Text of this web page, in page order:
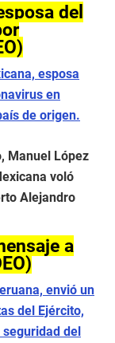
del
esposa
en
de origen.
Manuel López
voló
Alejandro
a
envió un
del Ejército,
del